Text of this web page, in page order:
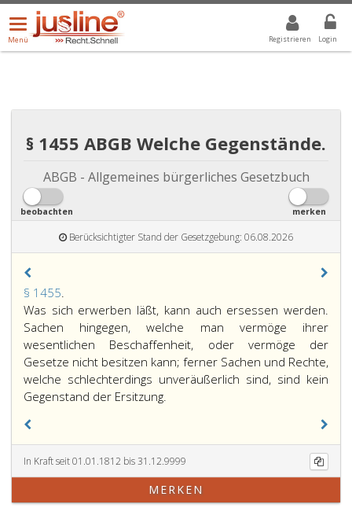
Registrieren Login
Menü
öffnen/schließen
Menü
ALLE DROPDOWN: GEWÄHLTER WERT IST ALLE
§ 1455 ABGB Welche Gegenstände.
ABGB - Allgemeines bürgerliches Gesetzbuch
beobachten merken
Berücksichtigter Stand der Gesetzgebung: 06.08.2026
§ 1455.
1455,
Was sich erwerben läßt, kann auch ersessen werden.
Sachen hingegen, welche man vermöge ihrer
wesentlichen Beschaffenheit, oder vermöge der
Gesetze nicht besitzen kann; ferner Sachen und Rechte,
welche schlechterdings unveräußerlich sind, sind kein
Gegenstand der Ersitzung.
In Kraft seit 01.01.1812 bis 31.12.9999
MERKEN